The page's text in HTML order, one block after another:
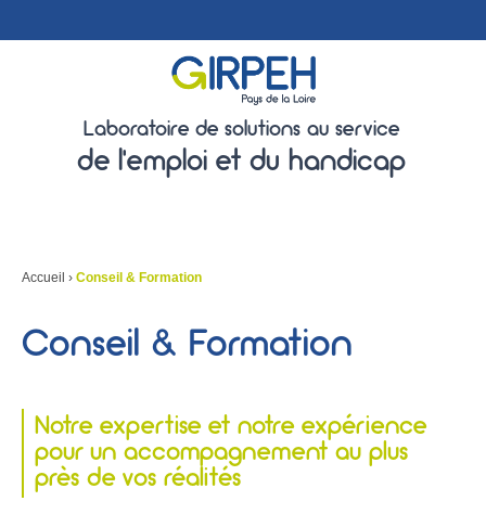
Laboratoire de solutions au service
de l'emploi et du handicap
Accueil › Conseil & Formation
Conseil & Formation
Notre expertise et notre expérience
pour un accompagnement au plus
près de vos réalités